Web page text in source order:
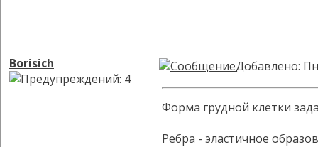
Borisich Добавлено:
Форма грудной клетки
Ребра - эластичное